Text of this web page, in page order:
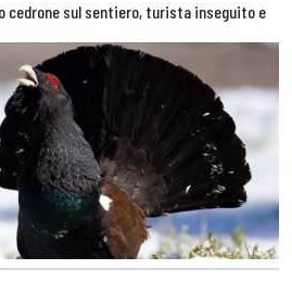
cedrone sul sentiero, turista inseguito e